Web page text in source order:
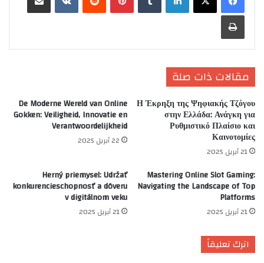
طباعة
مقالات ذات صلة
Η Έκρηξη της Ψηφιακής Τζόγου
στην Ελλάδα: Ανάγκη για
Ρυθμιστικό Πλαίσιο και
Καινοτομίες
21 أبريل 2025
De Moderne Wereld van Online
Gokken: Veiligheid, Innovatie en
Verantwoordelijkheid
22 أبريل 2025
Mastering Online Slot Gaming:
Navigating the Landscape of Top
Platforms
21 أبريل 2025
Herný priemysel: Udržať
konkurencieschopnosť a dôveru
v digitálnom veku
21 أبريل 2025
اترك تعليقاً